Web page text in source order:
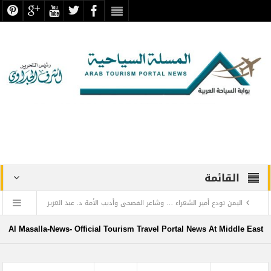
القائمة
اليمن تودع أمير الشعراء … وشاعر الفصحى وأديب الأمة د. عبد العزيز
المقالح
Al Masalla-News- Official Tourism Travel Portal News At Middle East